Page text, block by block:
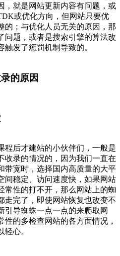
，就是网站更新内容有问题，或
或优化方向，但网站只要优
的；与优化人员无关的原因，那
问题，或者是搜索引擎的算法改
发了惩罚机制导致的。
的原因
后才建站的小伙伴们，一般是
收录的情况的，因为我们一直在
带宽时，选择国内高质量的大平
间稳定、访问速度快，如果网站
常性的打不开，那么网站上的蜘
走完了，即使网站恢复也改变不
引导蜘蛛一点一点的来爬取网
的多检查网站的各方面情况，
心。